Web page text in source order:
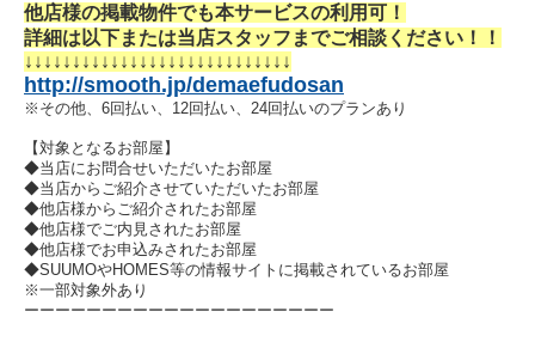
他店様の掲載物件でも本サービスの利用可！
詳細は以下または当店スタッフまでご相談ください！！
↓↓↓↓ ↓↓↓↓ ↓↓↓↓ ↓↓↓↓ ↓↓↓↓ ↓↓↓↓ ↓↓↓↓
http://smooth.jp/demaefudosan
※その他、 6回払い、 12回払い、24回払いのプランあり
【対象となるお部屋】
◆当店にお問合せいただいたお部屋
◆当店からご紹介させていただいたお部屋
◆他店様からご紹介されたお部屋
◆他店様でご内見されたお部屋
◆他店様でお申込みされたお部屋
◆SUUMOやHOMES等の情報サイトに掲載されているお部屋
※一部対象外あり
ーーーーーーーーーーーーーーーーーーーー